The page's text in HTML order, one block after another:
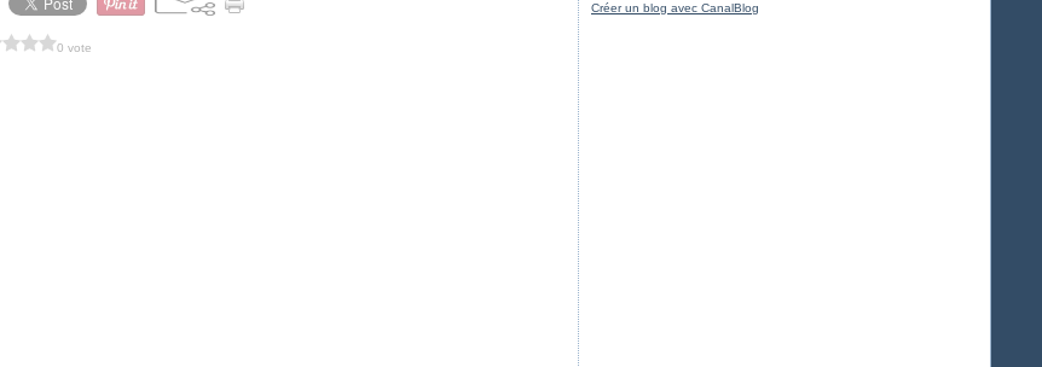
0 vote
Créer un blog avec CanalBlog